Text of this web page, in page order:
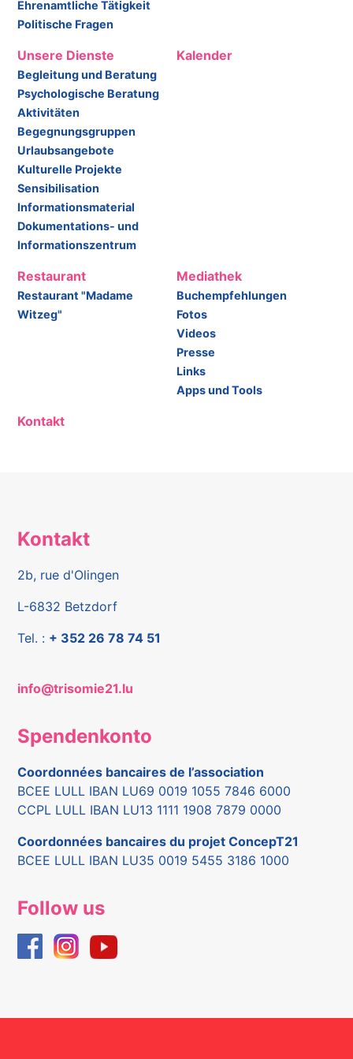
Ehrenamtliche Tätigkeit
Politische Fragen
Unsere Dienste
Begleitung und Beratung
Psychologische Beratung
Aktivitäten
Begegnungsgruppen
Urlaubsangebote
Kulturelle Projekte
Sensibilisation
Informationsmaterial
Dokumentations- und
Informationszentrum
Kalender
Restaurant
Restaurant "Madame
Witzeg"
Mediathek
Buchempfehlungen
Fotos
Videos
Presse
Links
Apps und Tools
Kontakt
Kontakt
2b, rue d'Olingen
L-6832 Betzdorf
Tel. : + 352 26 78 74 51
info@trisomie21.lu
Spendenkonto
Coordonnées bancaires de l’association
BCEE LULL IBAN LU69 0019 1055 7846 6000
CCPL LULL IBAN LU13 1111 1908 7879 0000
Coordonnées bancaires du projet ConcepT21
BCEE LULL IBAN LU35 0019 5455 3186 1000
Follow us